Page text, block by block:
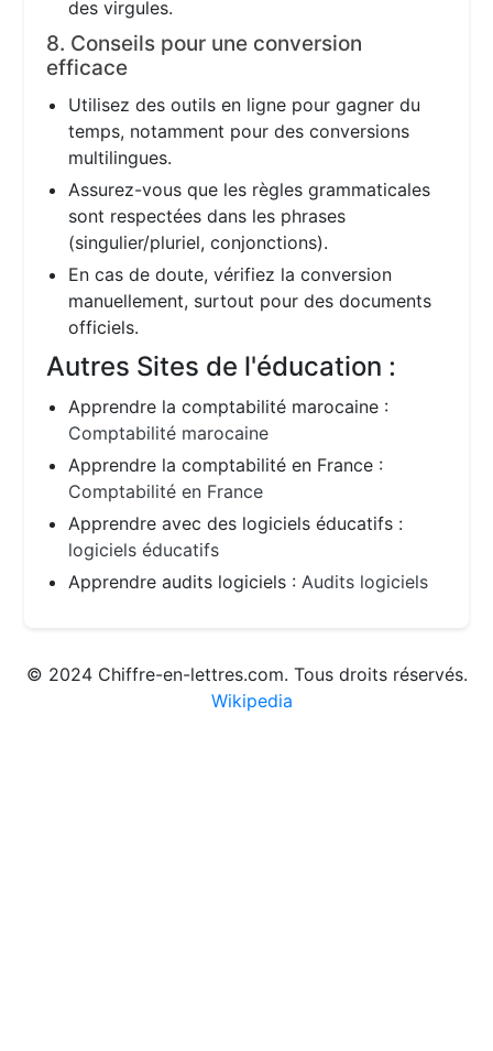
des virgules.
8. Conseils pour une conversion
efficace
Utilisez des outils en ligne pour gagner du
temps, notamment pour des conversions
multilingues.
Assurez-vous que les règles grammaticales
sont respectées dans les phrases
(singulier/pluriel, conjonctions).
En cas de doute, vérifiez la conversion
manuellement, surtout pour des documents
officiels.
Autres Sites de l'éducation :
Apprendre la comptabilité marocaine :
Comptabilité marocaine
Apprendre la comptabilité en France :
Comptabilité en France
Apprendre avec des logiciels éducatifs :
logiciels éducatifs
Apprendre audits logiciels :Audits logiciels
© 2024 Chiffre-en-lettres.com. Tous droits réservés.
Wikipedia